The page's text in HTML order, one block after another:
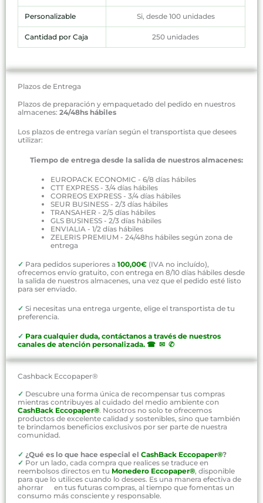
Personalizable Si, desde 100 unidades
Cantidad por Caja 250 unidades
Plazos de Entrega
Plazos de preparación y empaquetado del pedido en nuestros
almacenes: 24/48hs hábiles
Los plazos de entrega varían según el transportista que desees
utilizar:
Tiempo de entrega desde la salida de nuestros almacenes:
EUROPACK ECONOMIC - 6/8 días hábiles
CTT EXPRESS - 3/4 días hábiles
CORREOS EXPRESS - 3/4 días hábiles
SEUR BUSINESS - 2/3 días hábiles
TRANSAHER - 2/5 días hábiles
GLS BUSINESS - 2/3 días hábiles
ENVIALIA - 1/2 días hábiles
ZELERIS PREMIUM - 24/48hs hábiles según zona de
entrega
✓ Para pedidos superiores a 100,00€ (IVA no incluído),
ofrecemos envío gratuito, con entrega en 8/10 días hábiles desde
la salida de nuestros almacenes, una vez que el pedido esté listo
para ser enviado.
✓ Si necesitas una entrega urgente, elige el transportista de tu
preferencia.
✓ Para cualquier duda, contáctanos a través de nuestros
canales de atención personalizada. ☎ ✉ ✆
Cashback Eccopaper®
✓ Descubre una forma única de recompensar tus compras
mientras contribuyes al cuidado del medio ambiente con
CashBack Eccopaper®. Nosotros no solo te ofrecemos
productos de excelente calidad y sostenibles, sino que también
te brindamos beneficios exclusivos por ser parte de nuestra
comunidad.
✓ ¿Qué es lo que hace especial el CashBack Eccopaper®?
✓ Por un lado, cada compra que realices se traduce en
reembolsos directos en tu Monedero Eccopaper®, disponible
para que lo utilices cuando lo desees. Es una manera efectiva de
ahorrar en tus futuras compras, al tiempo que fomentas un
consumo más consciente y responsable.